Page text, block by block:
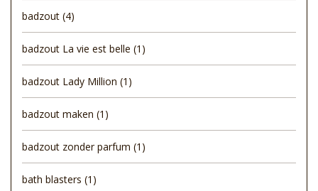
badzout (4)
badzout La vie est belle (1)
badzout Lady Million (1)
badzout maken (1)
badzout zonder parfum (1)
bath blasters (1)